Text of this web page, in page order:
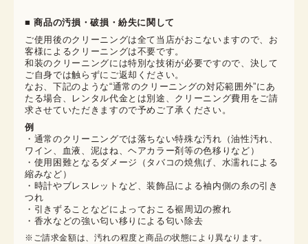
■ 商品の汚損・破損・紛失に関して
ご使用後のクリーニングは全て当店がおこないますので、お
客様によるクリーニングは不要です。
和装のクリーニングには特別な技術が必要ですので、決して
ご自身では触らずにご返却ください。
なお、下記のような“通常のクリーニングの対応範囲外”にあ
たる場合、レンタル代金とは別途、クリーニング費用をご請
求させていただきますので予めご了承ください。
例
・通常のクリーニングでは落ちない特殊な汚れ（油性汚れ、
ワイン、血液、泥はね、ヘアカラー剤等の色移りなど）
・使用困難となるダメージ（タバコの焼焦げ、水濡れによる
縮みなど）
・時計やブレスレットなど、装飾品による袖内側の糸の引き
つれ
・引きずることなどによっておこる裾周辺の擦れ
・香水などの強い匂い移りによる匂い除去
※ご請求金額は、汚れの程度と商品の状態により異なります。